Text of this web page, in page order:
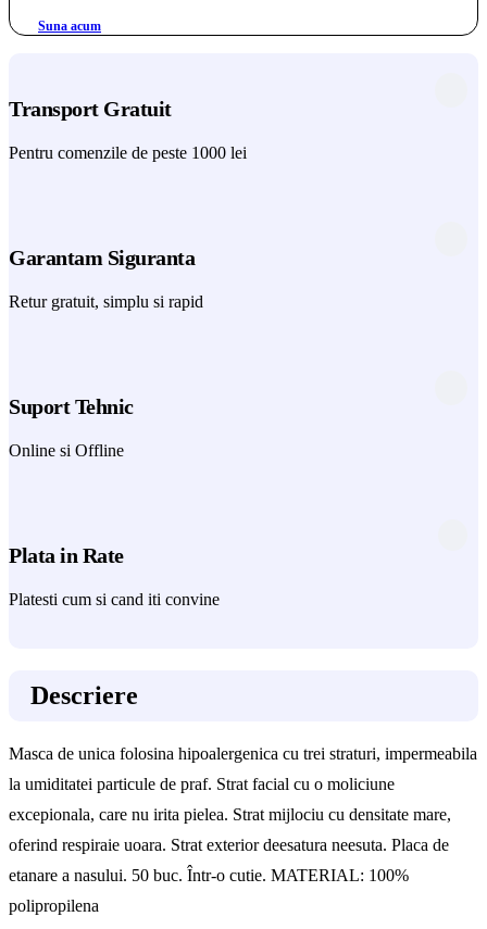
Suna acum
Transport Gratuit
Pentru comenzile de peste 1000 lei
Garantam Siguranta
Retur gratuit, simplu si rapid
Suport Tehnic
Online si Offline
Plata in Rate
Platesti cum si cand iti convine
Descriere
Masca de unica folosina hipoalergenica cu trei straturi, impermeabila
la umiditatei particule de praf. Strat facial cu o moliciune
excepionala, care nu irita pielea. Strat mijlociu cu densitate mare,
oferind respiraie uoara. Strat exterior deesatura neesuta. Placa de
etanare a nasului. 50 buc. Într-o cutie. MATERIAL: 100%
polipropilena